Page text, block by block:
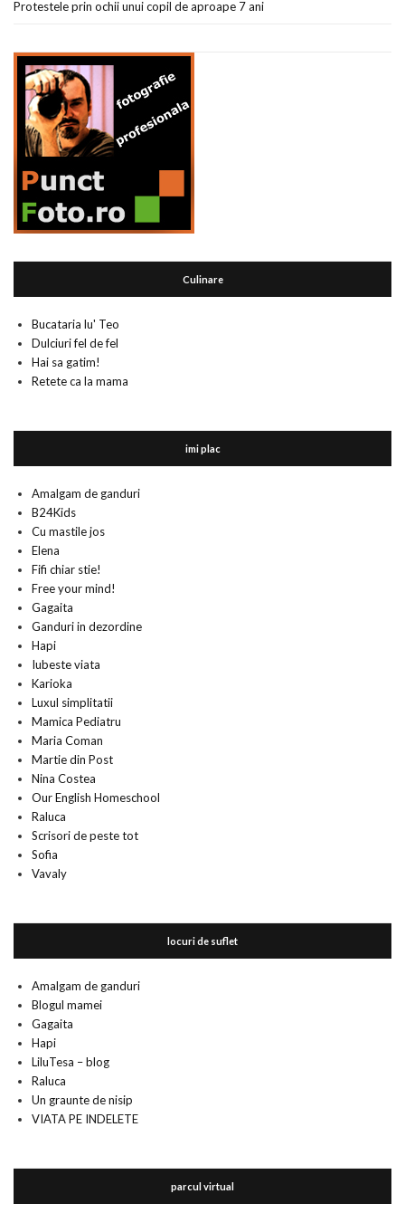
Protestele prin ochii unui copil de aproape 7 ani
Culinare
Bucataria lu' Teo
Dulciuri fel de fel
Hai sa gatim!
Retete ca la mama
imi plac
Amalgam de ganduri
B24Kids
Cu mastile jos
Elena
Fifi chiar stie!
Free your mind!
Gagaita
Ganduri in dezordine
Hapi
Iubeste viata
Karioka
Luxul simplitatii
Mamica Pediatru
Maria Coman
Martie din Post
Nina Costea
Our English Homeschool
Raluca
Scrisori de peste tot
Sofia
Vavaly
locuri de suflet
Amalgam de ganduri
Blogul mamei
Gagaita
Hapi
LiluTesa – blog
Raluca
Un graunte de nisip
VIATA PE INDELETE
parcul virtual